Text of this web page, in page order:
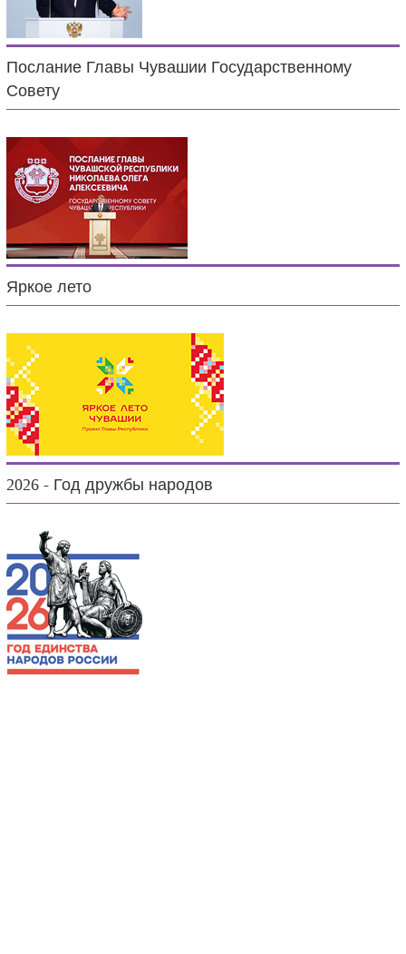
Послание Главы Чувашии Государственному
Совету
Яркое лето
2026 - Год дружбы народов